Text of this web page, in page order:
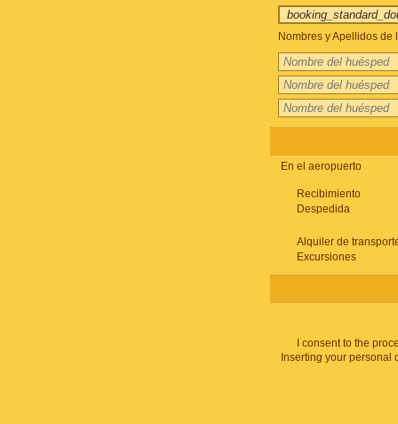
Nombres y Apellidos
En el aeropuerto
Recibimiento
Despedida
Alquiler de
Excursiones
I consent to the
Inserting your personal